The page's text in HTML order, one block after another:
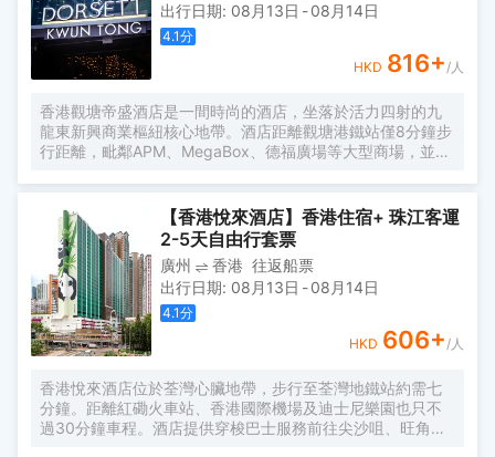
出行日期: 08月13日 -08月14日
4.1分
HKD 816+/人
香港觀塘帝盛酒店是一間時尚的酒店，坐落於活力四射的九
龍東新興商業樞紐核心地帶。酒店距離觀塘港鐵站僅8分鐘步
行距離，毗鄰APM、MegaBox、德福廣場等大型商場，並鄰
觀塘海濱花園，地理位置優越，可達度高。 酒店擁有361間
時尚客房及套房，提供免費無線網路、24小時貼心禮賓服
務，並配備完善設施，為商務及休閒旅客打造舒適便捷的住
宿體驗。 無論是商務公幹還是悠閒度假，香港觀塘帝盛酒店
憑藉卓越服務與優越的地理位置，為旅客打造賓至如歸的住
宿體驗，是探索香港的理想之選。
【香港悅來酒店】香港住宿+ 珠江客運
2-5天自由行套票
廣州 香港 往返船票
出行日期: 08月13日 -08月14日
4.1分
HKD 606+/人
香港悅來酒店位於荃灣心臟地帶，步行至荃灣地鐵站約需七
分鐘。距離紅磡火車站、香港國際機場及迪士尼樂園也只不
過30分鐘車程。酒店提供穿梭巴士服務前往尖沙咀、旺角